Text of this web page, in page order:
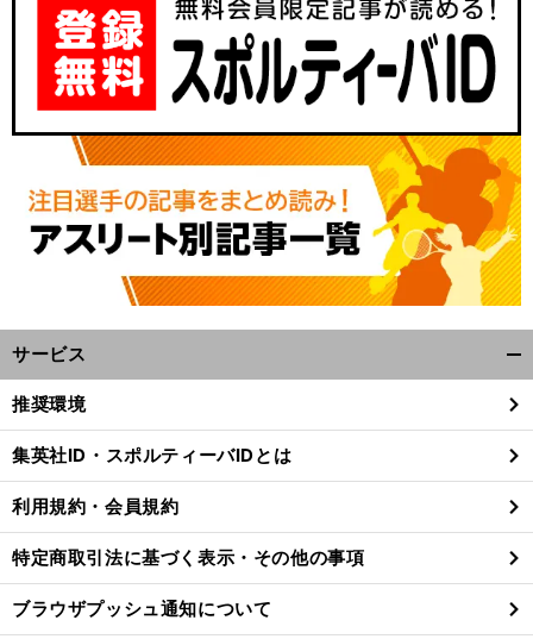
前
サービス
閉
る
推奨環境
集英社ID・スポルティーバIDとは
利用規約・会員規約
特定商取引法に基づく表示・その他の事項
ブラウザプッシュ通知について